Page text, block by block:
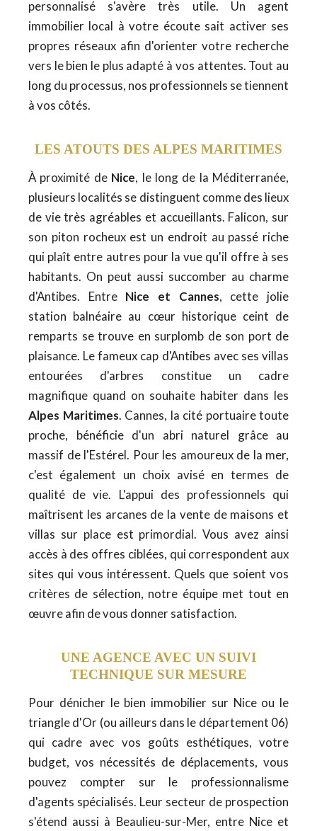
personnalisé s'avère très utile. Un agent
immobilier local à votre écoute sait activer ses
propres réseaux afin d'orienter votre recherche
vers le bien le plus adapté à vos attentes. Tout au
long du processus, nos professionnels se tiennent
à vos côtés.
LES ATOUTS DES ALPES MARITIMES
À proximité de Nice, le long de la Méditerranée,
plusieurs localités se distinguent comme des lieux
de vie très agréables et accueillants. Falicon, sur
son piton rocheux est un endroit au passé riche
qui plaît entre autres pour la vue qu'il offre à ses
habitants. On peut aussi succomber au charme
d'Antibes. Entre Nice et Cannes, cette jolie
station balnéaire au cœur historique ceint de
remparts se trouve en surplomb de son port de
plaisance. Le fameux cap d'Antibes avec ses villas
entourées d'arbres constitue un cadre
magnifique quand on souhaite habiter dans les
Alpes Maritimes. Cannes, la cité portuaire toute
proche, bénéficie d'un abri naturel grâce au
massif de l'Estérel. Pour les amoureux de la mer,
c'est également un choix avisé en termes de
qualité de vie. L'appui des professionnels qui
maîtrisent les arcanes de la vente de maisons et
villas sur place est primordial. Vous avez ainsi
accès à des offres ciblées, qui correspondent aux
sites qui vous intéressent. Quels que soient vos
critères de sélection, notre équipe met tout en
œuvre afin de vous donner satisfaction.
UNE AGENCE AVEC UN SUIVI
TECHNIQUE SUR MESURE
Pour dénicher le bien immobilier sur Nice ou le
triangle d'Or (ou ailleurs dans le département 06)
qui cadre avec vos goûts esthétiques, votre
budget, vos nécessités de déplacements, vous
pouvez compter sur le professionnalisme
d'agents spécialisés. Leur secteur de prospection
s'étend aussi à Beaulieu-sur-Mer, entre Nice et